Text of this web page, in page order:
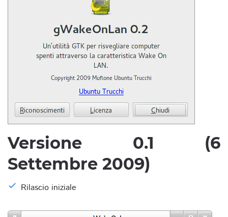
Versione 0.1 (6
Settembre 2009)
Rilascio iniziale